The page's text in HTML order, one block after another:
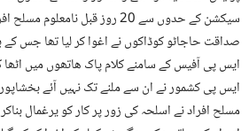
سیکشن کے حدوں سے 20 روز قبل
صداقت حاجاٹو کوڈاکوں نے اغوا کر لیا تھا جس کے
ایس پی آفیس کے سامنے کلام پاک ھاتھوں میں اٹھا
ایس پی کشمور نے ان سے ملنے تک نہیں آئے
مسلح افراد نے اسلحہ کی زور پر کار کو یرغمال